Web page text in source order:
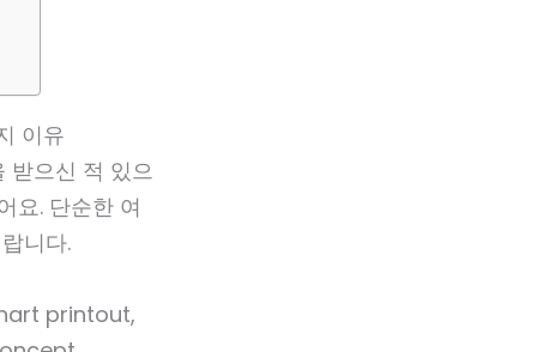
이유
받으신 적 있으
요. 단순한 여
니다.